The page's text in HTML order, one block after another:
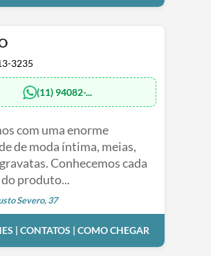
3235
(11) 94082-...
com uma enorme
de moda íntima, meias,
Conhecemos cada
produto...
Severo, 37
| CONTATOS | COMO CHEGAR